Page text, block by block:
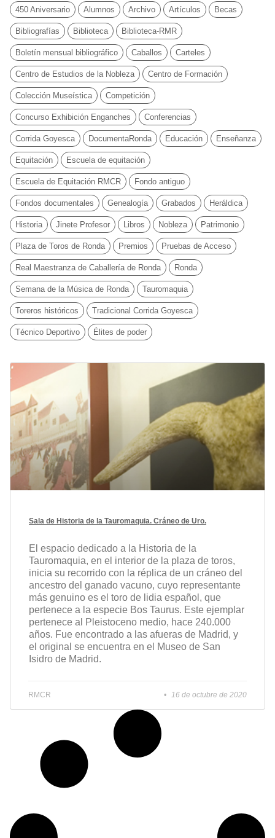
450 Aniversario Alumnos Archivo Artículos Becas
Bibliografías Biblioteca Biblioteca-RMR
Boletín mensual bibliográfico Caballos Carteles
Centro de Estudios de la Nobleza Centro de Formación
Colección Museística Competición
Concurso Exhibición Enganches Conferencias
Corrida Goyesca DocumentaRonda Educación Enseñanza
Equitación Escuela de equitación
Escuela de Equitación RMCR Fondo antiguo
Fondos documentales Genealogía Grabados Heráldica
Historia Jinete Profesor Libros Nobleza Patrimonio
Plaza de Toros de Ronda Premios Pruebas de Acceso
Real Maestranza de Caballería de Ronda Ronda
Semana de la Música de Ronda Tauromaquia
Toreros históricos Tradicional Corrida Goyesca
Técnico Deportivo Élites de poder
Sala de Historia de la Tauromaquia. Cráneo de Uro.
El espacio dedicado a la Historia de la
Tauromaquia, en el interior de la plaza de toros,
inicia su recorrido con la réplica de un cráneo del
ancestro del ganado vacuno, cuyo representante
más genuino es el toro de lidia español, que
pertenece a la especie Bos Taurus. Este ejemplar
pertenece al Pleistoceno medio, hace 240.000
años. Fue encontrado a las afueras de Madrid, y
el original se encuentra en el Museo de San
Isidro de Madrid.
RMCR 16 de octubre de 2020